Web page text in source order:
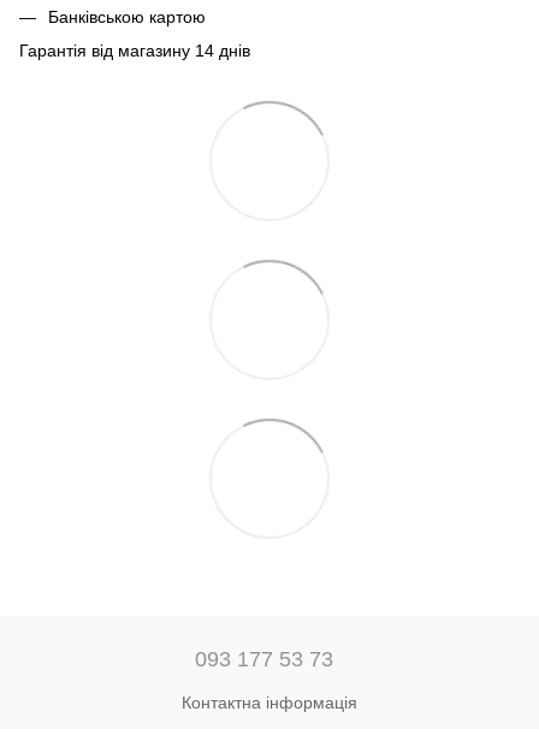
Банківською картою
Гарантія від магазину 14 днів
093 177 53 73
Контактна інформація